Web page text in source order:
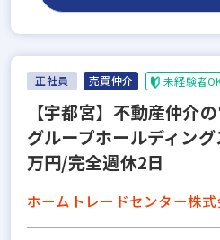
正社員 売買仲介 未経験者
【宇都宮】不動産仲介
グループホールディン
万円/完全週休2日
ホームトレードセンター株式